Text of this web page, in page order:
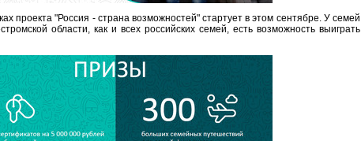
проекта "Россия - страна возможностей" стартует в этом сентябре. У семей
области, как и всех российских семей, есть возможность выиграть